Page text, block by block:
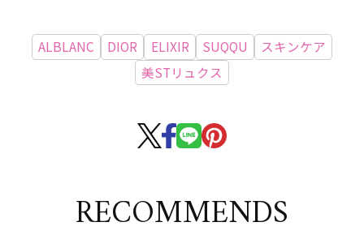
ALBLANC DIOR ELIXIR SUQQU
スキンケア
美STリュクス
RECOMMENDS